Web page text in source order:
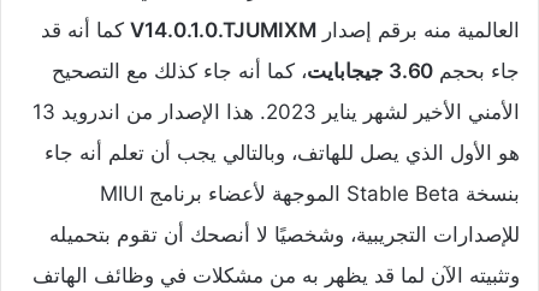
العالمية منه برقم إصدار V14.0.1.0.TJUMIXM كما أنه قد
جاء بحجم 3.60 جيجابايت
، كما أنه جاء كذلك مع التصحيح
الأمني الأخير لشهر يناير 2023. هذا الإصدار من اندرويد 13
هو الأول الذي يصل للهاتف، وبالتالي يجب أن تعلم أنه جاء
بنسخة Stable Beta الموجهة لأعضاء برنامج MIUI
للإصدارات التجريبية، وشخصيًا لا أنصحك أن تقوم بتحميله
وتثبيته الآن لما قد يظهر به من مشكلات في وظائف الهاتف